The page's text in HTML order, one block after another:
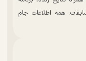
همه اطلاعات جام